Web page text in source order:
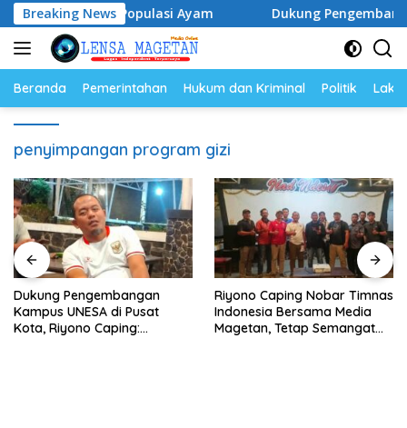
Langsung
ke
konten
Breaking News
dan Populasi Ayam Dukung Pengembangan
Beranda Pemerintahan Hukum dan Kriminal Politik
penyimpangan program gizi
Dukung Pengembangan
Kampus UNESA di Pusat
Kota, Riyono Caping:
Riyono Caping Nobar Timnas
Indonesia Bersama Media
Magetan, Tetap Semangat